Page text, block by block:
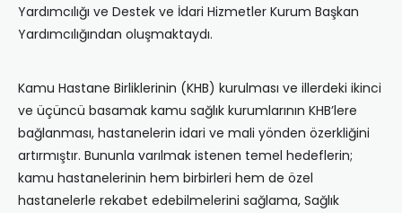
Yardımcılığı ve Destek ve İdari Hizmetler Kurum Başkan
Yardımcılığından oluşmaktaydı.
Kamu Hastane Birliklerinin (KHB) kurulması ve illerdeki ikinci
ve üçüncü basamak kamu sağlık kurumlarının KHB’lere
bağlanması, hastanelerin idari ve mali yönden özerkliğini
artırmıştır. Bununla varılmak istenen temel hedeflerin;
kamu hastanelerinin hem birbirleri hem de özel
hastanelerle rekabet edebilmelerini sağlama, Sağlık